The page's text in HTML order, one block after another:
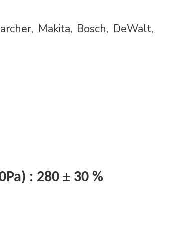
Makita, Bosch, DeWalt,
: 280 ±30 %